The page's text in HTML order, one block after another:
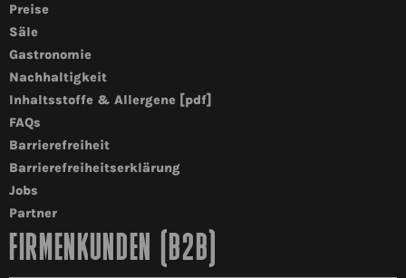
Preise
Säle
Gastronomie
Nachhaltigkeit
Inhaltsstoffe & Allergene [pdf]
FAQs
Barrierefreiheit
Barrierefreiheitserklärung
Jobs
Partner
FIRMENKUNDEN (B2B)